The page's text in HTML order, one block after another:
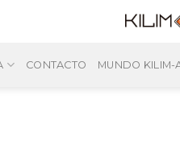
CONTACTO MUNDO KILIM-